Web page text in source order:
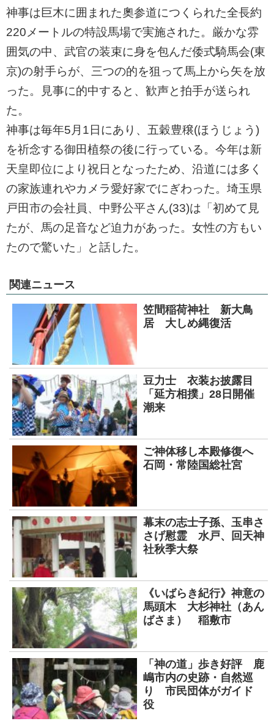
神事は巨木に囲まれた奧参道につくられた全長約
220メートルの特設馬場で実施された。厳かな雰
囲気の中、武官の装束に身を包んだ倭式騎馬会(東
京)の射手らが、三つの的を狙って馬上から矢を放
った。見事に的中すると、歓声と拍手が送られ
た。
神事は毎年5月1日にあり、五穀豊穣(ほうじょう)
を祈念する御田植祭の後に行っている。今年は新
天皇即位により祝日となったため、沿道には多く
の家族連れやカメラ愛好家でにぎわった。埼玉県
戸田市の会社員、中野公平さん(33)は「初めて見
たが、馬の足音など迫力があった。女性の方もい
たので驚いた」と話した。
関連ニュース
笠間稲荷神社 新大鳥
居 大しめ縄復活
豆力士 衣装お披露目
「延方相撲」28日開催
潮来
ご神体移し本殿修復へ
石岡・常陸国総社宮
幕末の志士子孫、玉串さ
さげ慰霊 水戸、回天神
社秋季大祭
《いばらき紀行》神意の
馬頭木 大杉神社（あん
ばさま） 稲敷市
「神の道」歩き好評 鹿
嶋市内の史跡・自然巡
り 市民団体がガイド
役